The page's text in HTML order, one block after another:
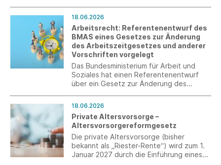
die geplante verpflichtende
Arbeitszeiterfassung.
18.06.2026
Arbeitsrecht: Referentenentwurf des
BMAS eines Gesetzes zur Änderung
des Arbeitszeitgesetzes und anderer
Vorschriften vorgelegt
Das Bundesministerium für Arbeit und
Soziales hat einen Referentenentwurf
über ein Gesetz zur Änderung des
18.06.2026
Private Altersvorsorge –
Altersvorsorgereformgesetz
Die private Altersvorsorge (bisher
bekannt als „Riester-Rente“) wird zum 1.
Januar 2027 durch die Einführung eines